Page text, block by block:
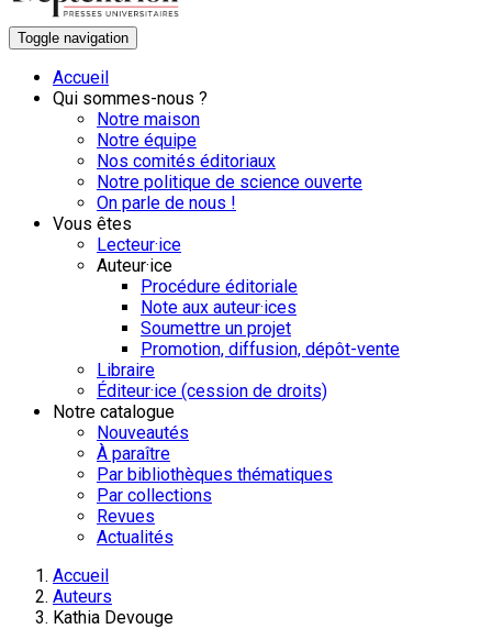
Toggle navigation
Accueil
Qui sommes-nous ?
Notre maison
Notre équipe
Nos comités éditoriaux
Notre politique de science ouverte
On parle de nous !
Vous êtes
Lecteur·ice
Auteur·ice
Procédure éditoriale
Note aux auteur·ices
Soumettre un projet
Promotion, diffusion, dépôt-vente
Libraire
Éditeur·ice (cession de droits)
Notre catalogue
Nouveautés
À paraître
Par bibliothèques thématiques
Par collections
Revues
Actualités
Accueil
Auteurs
Kathia Devouge